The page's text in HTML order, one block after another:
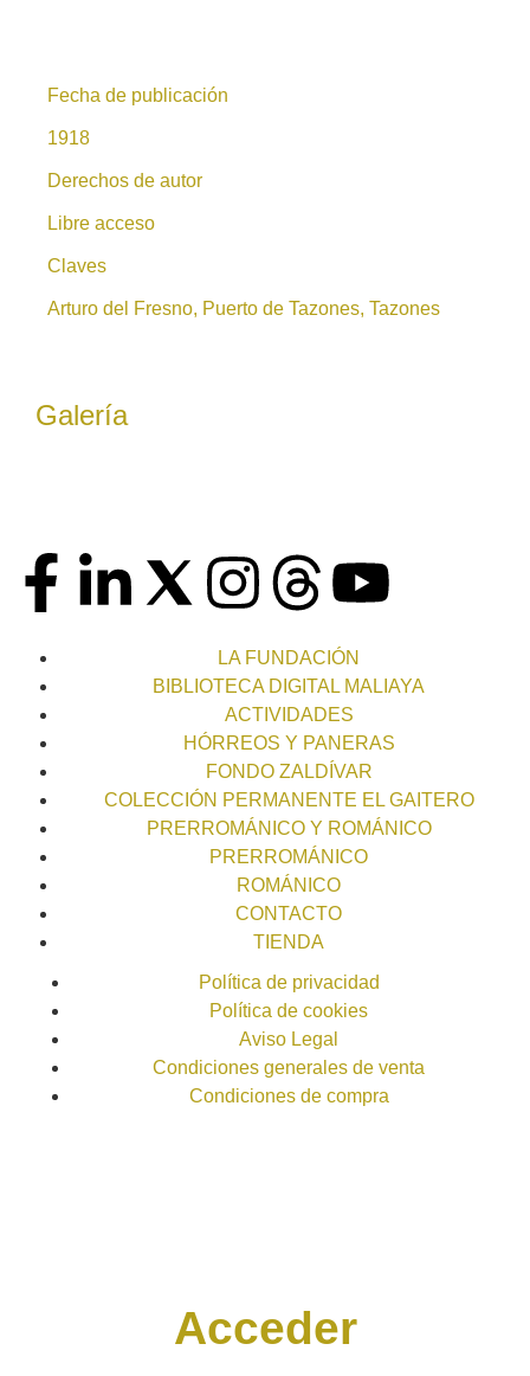
Fecha de publicación
1918
Derechos de autor
Libre acceso
Claves
Arturo del Fresno, Puerto de Tazones, Tazones
Galería
LA FUNDACIÓN
BIBLIOTECA DIGITAL MALIAYA
ACTIVIDADES
HÓRREOS Y PANERAS
FONDO ZALDÍVAR
COLECCIÓN PERMANENTE EL GAITERO
PRERROMÁNICO Y ROMÁNICO
PRERROMÁNICO
ROMÁNICO
CONTACTO
TIENDA
Política de privacidad
Política de cookies
Aviso Legal
Condiciones generales de venta
Condiciones de compra
Acceder